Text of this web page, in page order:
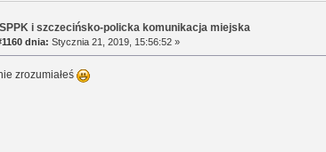
i szczecińsko-policka komunikacja miejska
dnia: Stycznia 21, 2019, 15:56:52 »
zrozumiałeś